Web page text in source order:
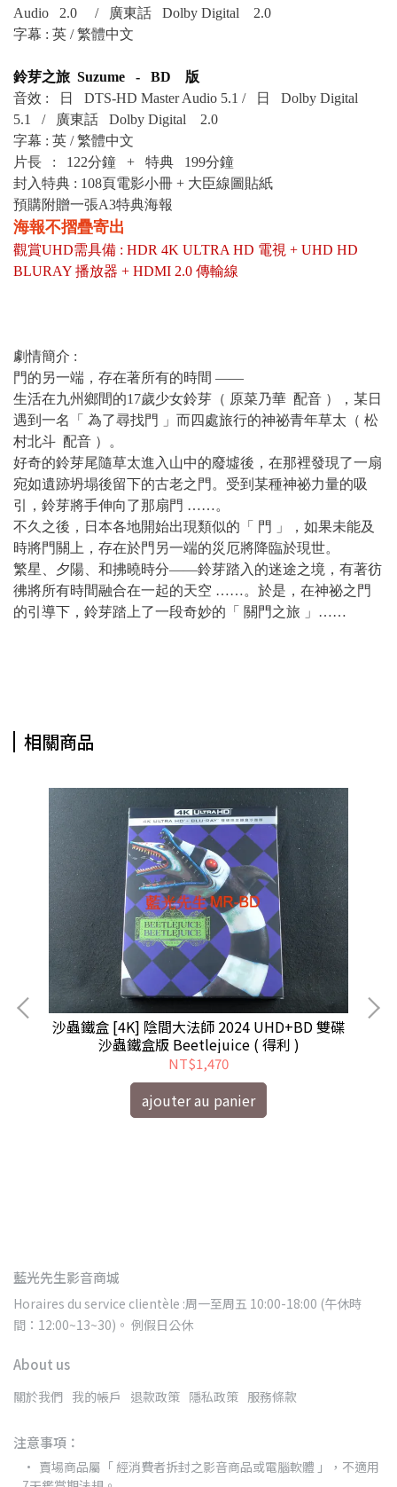
Audio 2.0
/ 廣東話 Dolby Digital 2.0
字幕 : 英 / 繁體中文
鈴芽之旅 Suzume - BD 版
音效 :
日 DTS-HD Master Audio 5.1 / 日 Dolby Digital
5.1 / 廣東話 Dolby Digital 2.0
字幕 : 英 / 繁體中文
片長 : 122分鐘 + 特典 199分鐘
封入特典 : 108頁電影小冊 + 大臣線圖貼紙
預購附贈一張A3特典海報
海報不摺疊寄出
觀賞UHD需具備 : HDR 4K ULTRA HD 電視 + UHD HD
BLURAY 播放器 + HDMI 2.0 傳輸線
劇情簡介 :
門的另一端，存在著所有的時間 ――
生活在九州鄉間的17歲少女鈴芽（ 原菜乃華 配音 ），某日
遇到一名「 為了尋找門 」而四處旅行的神祕青年草太（ 松
村北斗 配音 ）。
好奇的鈴芽尾隨草太進入山中的廢墟後，在那裡發現了一扇
宛如遺跡坍塌後留下的古老之門。受到某種神祕力量的吸
引，鈴芽將手伸向了那扇門 ……。
不久之後，日本各地開始出現類似的「 門 」，如果未能及
時將門關上，存在於門另一端的災厄將降臨於現世。
繁星、夕陽、和拂曉時分――鈴芽踏入的迷途之境，有著彷
彿將所有時間融合在一起的天空 ……。於是，在神祕之門
的引導下，鈴芽踏上了一段奇妙的「 關門之旅 」……
相關商品
沙蟲鐵盒 [4K] 陰間大法師 2024 UHD+BD 雙碟
沙蟲鐵盒版 Beetlejuice ( 得利 )
NT$1,470
ajouter au panier
藍光先生影音商城
Horaires du service clientèle :周一至周五 10:00-18:00 (午休時
間：12:00~13~30)。 例假日公休
About us
關於我們 我的帳戶 退款政策 隱私政策 服務條款
注意事項：
賣場商品屬「 經消費者拆封之影音商品或電腦軟體 」，不適用